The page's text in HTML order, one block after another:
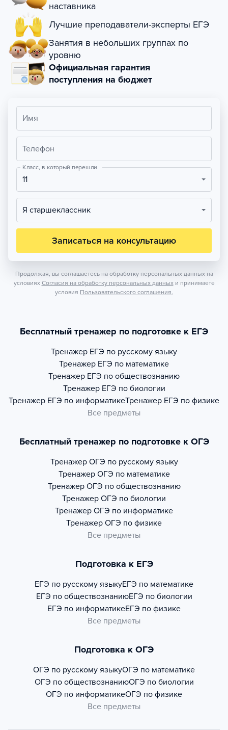
наставника
Лучшие преподаватели-эксперты ЕГЭ
Занятия в небольших группах по
уровню
Официальная гарантия
поступления на бюджет
Имя
Телефон
Класс, в который перешли
11
Я старшеклассник
Записаться на консультацию
Продолжая, вы соглашаетесь на обработку персональных данных на
условиях Согласия на обработку персональных данных и принимаете
условия Пользовательского соглашения.
Бесплатный тренажер по подготовке к ЕГЭ
Тренажер ЕГЭ по русскому языку
Тренажер ЕГЭ по математике
Тренажер ЕГЭ по обществознанию
Тренажер ЕГЭ по биологии
Тренажер ЕГЭ по информатикеТренажер ЕГЭ по физике
Все предметы
Бесплатный тренажер по подготовке к ОГЭ
Тренажер ОГЭ по русскому языку
Тренажер ОГЭ по математике
Тренажер ОГЭ по обществознанию
Тренажер ОГЭ по биологии
Тренажер ОГЭ по информатике
Тренажер ОГЭ по физике
Все предметы
Подготовка к ЕГЭ
ЕГЭ по русскому языкуЕГЭ по математике
ЕГЭ по обществознаниюЕГЭ по биологии
ЕГЭ по информатикеЕГЭ по физике
Все предметы
Подготовка к ОГЭ
ОГЭ по русскому языкуОГЭ по математике
ОГЭ по обществознаниюОГЭ по биологии
ОГЭ по информатикеОГЭ по физике
Все предметы